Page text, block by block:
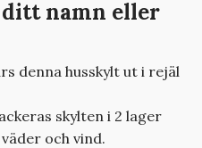
namn eller
denna husskylt ut i rejäl
skylten i 2 lager
och vind.